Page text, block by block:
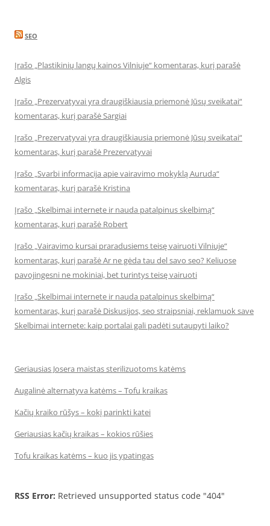
SEO
Įrašo „Plastikinių langų kainos Vilniuje“ komentaras, kurį parašė
Algis
Įrašo „Prezervatyvai yra draugiškiausia priemonė Jūsų sveikatai“
komentaras, kurį parašė Sargiai
Įrašo „Prezervatyvai yra draugiškiausia priemonė Jūsų sveikatai“
komentaras, kurį parašė Prezervatyvai
Įrašo „Svarbi informacija apie vairavimo mokyklą Auruda“
komentaras, kurį parašė Kristina
Įrašo „Skelbimai internete ir nauda patalpinus skelbimą“
komentaras, kurį parašė Robert
Įrašo „Vairavimo kursai praradusiems teisę vairuoti Vilniuje“
komentaras, kurį parašė Ar ne gėda tau del savo seo? Keliuose
pavojingesni ne mokiniai, bet turintys teisę vairuoti
Įrašo „Skelbimai internete ir nauda patalpinus skelbimą“
komentaras, kurį parašė Diskusijos, seo straipsniai, reklamuok save
Skelbimai internete: kaip portalai gali padėti sutaupyti laiko?
Geriausias Josera maistas sterilizuotoms katėms
Augalinė alternatyva katėms – Tofu kraikas
Kačių kraiko rūšys – kokį parinkti katei
Geriausias kačių kraikas – kokios rūšies
Tofu kraikas katėms – kuo jis ypatingas
RSS Error: Retrieved unsupported status code "404"